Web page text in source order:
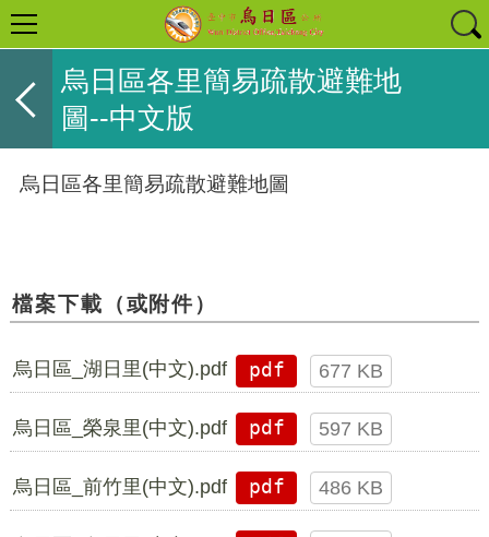
烏日區各里簡易疏散避難地
圖--中文版
烏日區各里簡易疏散避難地圖
檔案下載（或附件）
烏日區_湖日里(中文).pdf pdf 677 KB
烏日區_榮泉里(中文).pdf pdf 597 KB
烏日區_前竹里(中文).pdf pdf 486 KB